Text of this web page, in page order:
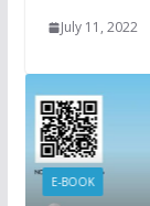
July 11, 2022
E-BOOK